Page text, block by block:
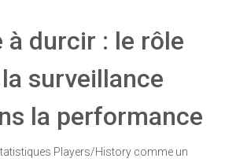
à durcir : le rôle
surveillance
la performance
Players/History comme un